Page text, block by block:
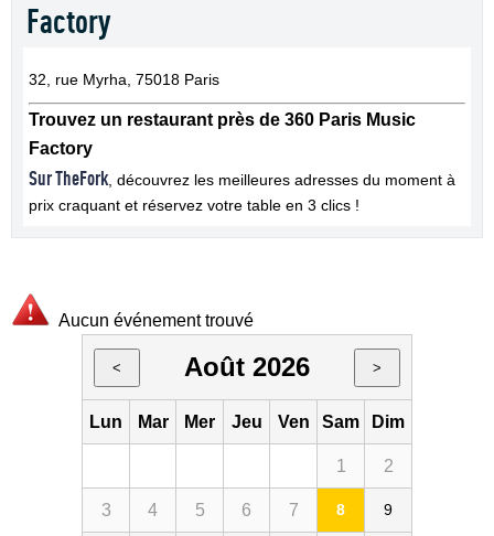
Factory
32, rue Myrha, 75018 Paris
Trouvez un restaurant près de 360 Paris Music
Factory
Sur TheFork , découvrez les meilleures adresses du moment à
prix craquant et réservez votre table en 3 clics !
Aucun événement trouvé
< Août 2026 >
Lun Mar Mer Jeu Ven Sam Dim
1 2
3 4 5 6 7 8 9